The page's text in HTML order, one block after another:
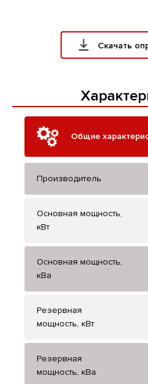
Скачать
Общие
Производитель
Основная мощность,
кВт
Основная мощность,
кВа
Резервная
мощность, кВт
Резервная
мощность, кВа